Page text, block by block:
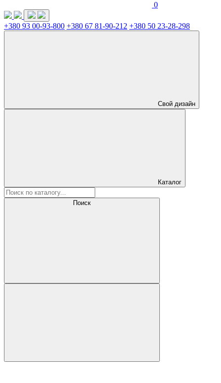
0
+380 93 00-93-800 +380 67 81-90-212 +380 50 23-28-298
Свой дизайн
Каталог
Поиск